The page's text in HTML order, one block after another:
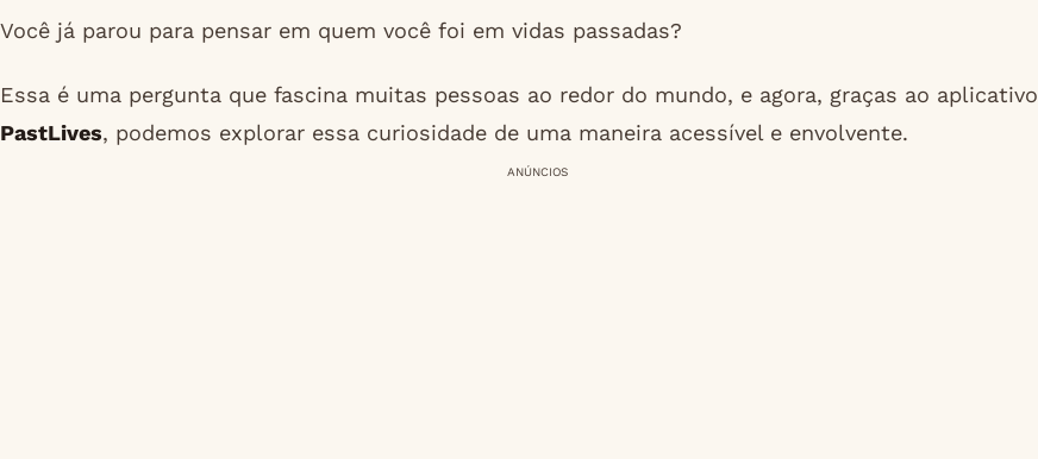
Você já parou para pensar em quem você foi em vidas passadas?
Essa é uma pergunta que fascina muitas pessoas ao redor do mundo, e agora, graças ao aplicativo
PastLives, podemos explorar essa curiosidade de uma maneira acessível e envolvente.
ANÚNCIOS